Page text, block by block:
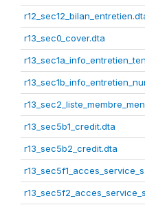
r13_sec0_cover.dta
r13_sec5b1_credit.dta
r13_sec5b2_credit.dta